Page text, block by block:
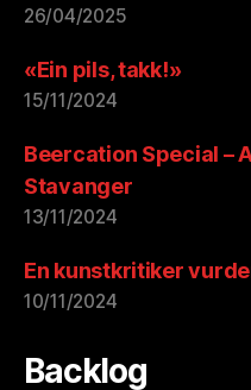
26/04/2025
«Ein pils, takk!»
15/11/2024
Beercation Special –
Stavanger
13/11/2024
En kunstkritiker
10/11/2024
Backlog